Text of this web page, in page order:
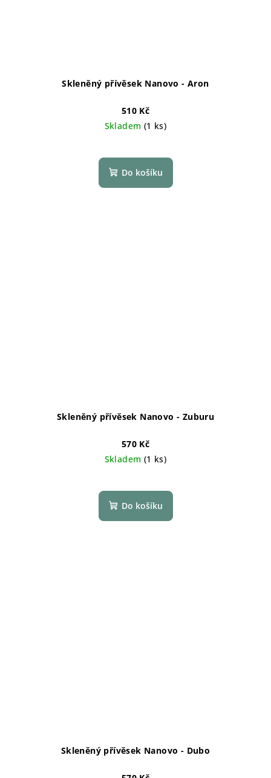
Skleněný přívěsek Nanovo - Aron
510 Kč
Skladem (1 ks)
Do košíku
Skleněný přívěsek Nanovo - Zuburu
570 Kč
Skladem (1 ks)
Do košíku
Skleněný přívěsek Nanovo - Dubo